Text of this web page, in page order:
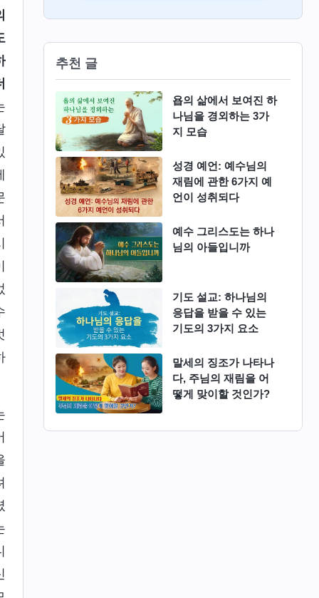
추천 글
욥의 삶에서 보여진 하
나님을 경외하는 3가
지 모습
성경 예언: 예수님의
재림에 관한 6가지 예
언이 성취되다
예수 그리스도는 하나
님의 아들입니까
기도 설교: 하나님의
응답을 받을 수 있는
기도의 3가지 요소
말세의 징조가 나타나
다, 주님의 재림을 어
떻게 맞이할 것인가?